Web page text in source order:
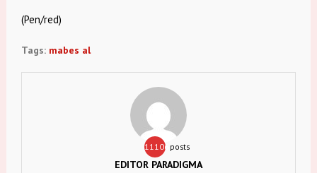
(Pen/red)
Tags: mabes al
11106 posts
EDITOR PARADIGMA